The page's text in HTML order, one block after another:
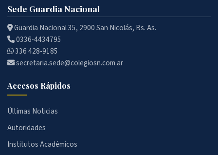
Sede Guardia Nacional
Guardia Nacional 35, 2900 San Nicolás, Bs. As.
0336-4434795
336 428-9185
secretaria.sede@colegiosn.com.ar
Accesos Rápidos
Últimas Noticias
Autoridades
Institutos Académicos